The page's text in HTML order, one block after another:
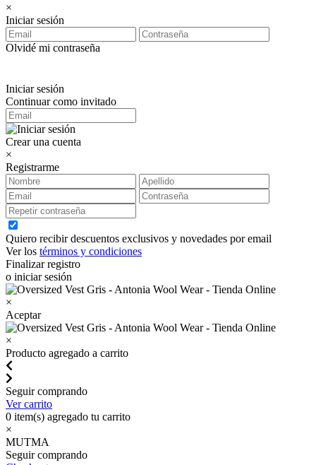
×
Iniciar sesión
Olvidé mi contraseña
Iniciar sesión
Continuar como invitado
Crear una cuenta
×
Registrarme
Quiero recibir descuentos exclusivos y novedades por email
Ver los términos y condiciones
Finalizar registro
o iniciar sesión
×
Aceptar
×
Producto agregado a carrito
Seguir comprando
Ver carrito
0 item(s) agregado tu carrito
×
MUTMA
Seguir comprando